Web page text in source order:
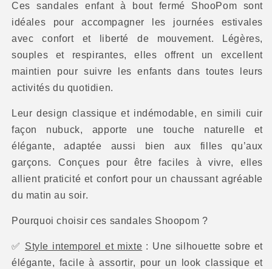
Ces sandales enfant à bout fermé ShooPom sont
idéales pour accompagner les journées estivales
avec confort et liberté de mouvement. Légères,
souples et respirantes, elles offrent un excellent
maintien pour suivre les enfants dans toutes leurs
activités du quotidien.
Leur design classique et indémodable, en simili cuir
façon nubuck, apporte une touche naturelle et
élégante, adaptée aussi bien aux filles qu’aux
garçons. Conçues pour être faciles à vivre, elles
allient praticité et confort pour un chaussant agréable
du matin au soir.
Pourquoi choisir ces sandales Shoopom ?
✅ Style intemporel et mixte : Une silhouette sobre et
élégante, facile à assortir, pour un look classique et